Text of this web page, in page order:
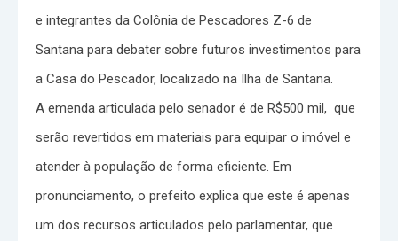
e integrantes da Colônia de Pescadores Z-6 de
Santana para debater sobre futuros investimentos para
a Casa do Pescador, localizado na Ilha de Santana.
A emenda articulada pelo senador é de R$500 mil, que
serão revertidos em materiais para equipar o imóvel e
atender à população de forma eficiente. Em
pronunciamento, o prefeito explica que este é apenas
um dos recursos articulados pelo parlamentar, que